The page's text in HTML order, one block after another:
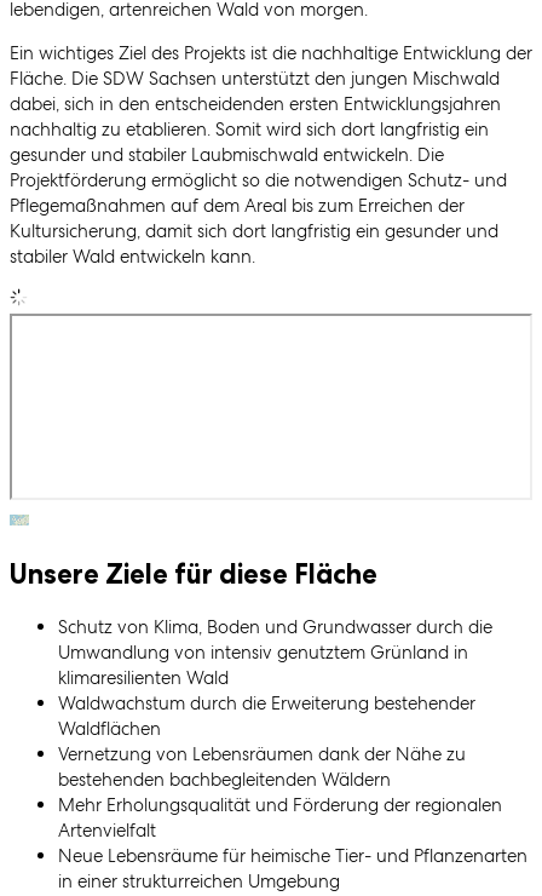
lebendigen, artenreichen Wald von morgen.
Ein wichtiges Ziel des Projekts ist die nachhaltige Entwicklung der
Fläche. Die SDW Sachsen unterstützt den jungen Mischwald
dabei, sich in den entscheidenden ersten Entwicklungsjahren
nachhaltig zu etablieren. Somit wird sich dort langfristig ein
gesunder und stabiler Laubmischwald entwickeln. Die
Projektförderung ermöglicht so die notwendigen Schutz- und
Pflegemaßnahmen auf dem Areal bis zum Erreichen der
Kultursicherung, damit sich dort langfristig ein gesunder und
stabiler Wald entwickeln kann.
Unsere Ziele für diese Fläche
Schutz von Klima, Boden und Grundwasser durch die
Umwandlung von intensiv genutztem Grünland in
klimaresilienten Wald
Waldwachstum durch die Erweiterung bestehender
Waldflächen
Vernetzung von Lebensräumen dank der Nähe zu
bestehenden bachbegleitenden Wäldern
Mehr Erholungsqualität und Förderung der regionalen
Artenvielfalt
Neue Lebensräume für heimische Tier- und Pflanzenarten
in einer strukturreichen Umgebung